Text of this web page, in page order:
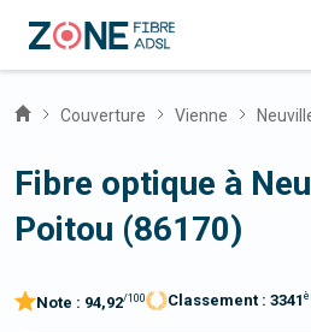
Couverture Vienne
Fibre optique à
Poitou (86170)
Note : 94,92/100 Classement : 3341